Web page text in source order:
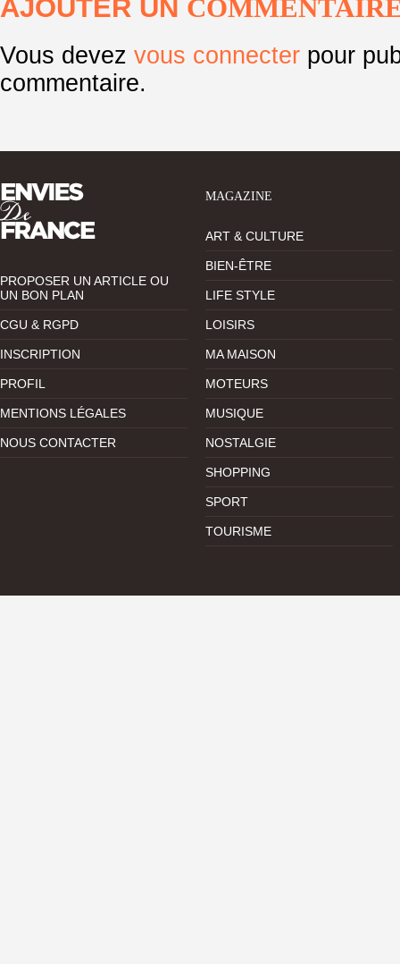
AJOUTER UN
Vous devez vous connecter pour
commentaire.
PROPOSER UN ARTICLE OU
UN BON PLAN
CGU & RGPD
INSCRIPTION
PROFIL
MENTIONS LÉGALES
NOUS CONTACTER
MAGAZINE
ART & CULTURE
BIEN-ÊTRE
LIFE STYLE
LOISIRS
MA MAISON
MOTEURS
MUSIQUE
NOSTALGIE
SHOPPING
SPORT
TOURISME